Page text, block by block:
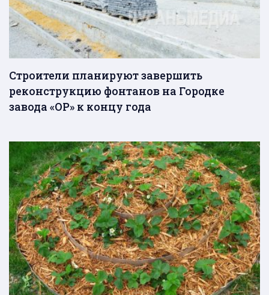
Строители планируют завершить
реконструкцию фонтанов на Городке
завода «ОР» к концу года